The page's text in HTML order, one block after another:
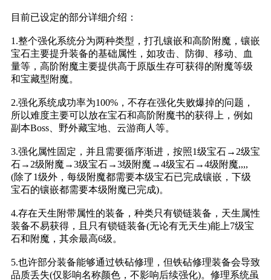
目前已设定的部分详细介绍：
1.整个强化系统分为两种类型，打孔镶嵌和高阶附魔，镶嵌
宝石主要提升装备的基础属性，如攻击、防御、移动、血
量等，高阶附魔主要提供高于原版生存可获得的附魔等级
和宝藏型附魔。
2.强化系统成功率为100%，不存在强化失败爆掉的问题，
所以难度主要可以放在宝石和高阶附魔书的获得上，例如
副本Boss、野外藏宝地、云游商人等。
3.强化属性固定，并且需要循序渐进，按照1级宝石→2级宝
石→2级附魔→3级宝石→3级附魔→4级宝石→4级附魔,,,,
(除了1级外，每级附魔都需要本级宝石已完成镶嵌，下级
宝石的镶嵌都需要本级附魔已完成)。
4.存在天生附带属性的装备，种类只有锁链装备，天生属性
装备不易获得，且只有锁链装备(无论有无天生)能上7级宝
石和附魔，其余最高6级。
5.也许部分装备能够通过铁砧修理，但铁砧修理装备会导致
品质丢失(仅影响名称颜色，不影响后续强化)。修理系统虽